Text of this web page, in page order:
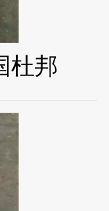
杜邦